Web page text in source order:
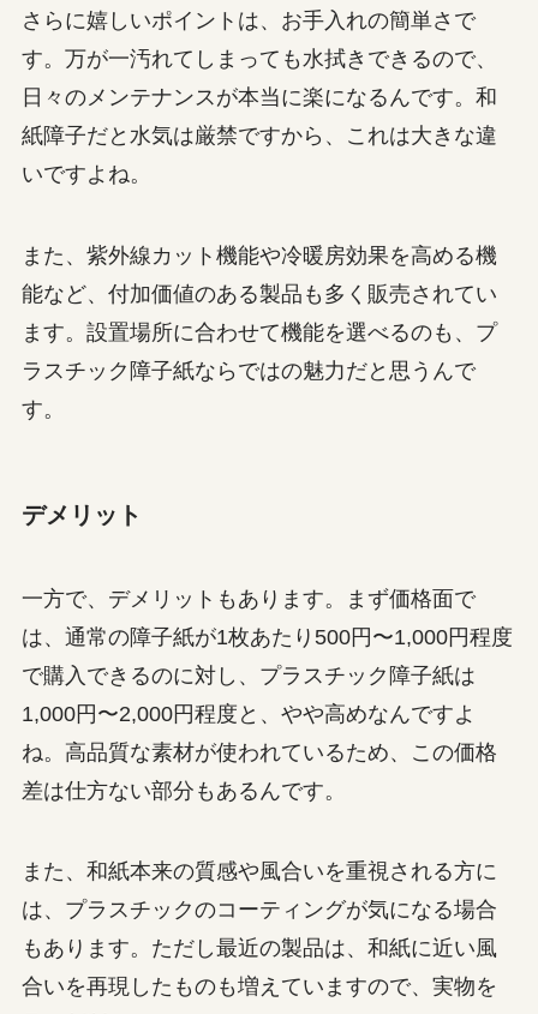
さらに嬉しいポイントは、お手入れの簡単さで
す。万が一汚れてしまっても水拭きできるので、
日々のメンテナンスが本当に楽になるんです。和
紙障子だと水気は厳禁ですから、これは大きな違
いですよね。
また、紫外線カット機能や冷暖房効果を高める機
能など、付加価値のある製品も多く販売されてい
ます。設置場所に合わせて機能を選べるのも、プ
ラスチック障子紙ならではの魅力だと思うんで
す。
デメリット
一方で、デメリットもあります。まず価格面で
は、通常の障子紙が1枚あたり500円〜1,000円程度
で購入できるのに対し、プラスチック障子紙は
1,000円〜2,000円程度と、やや高めなんですよ
ね。高品質な素材が使われているため、この価格
差は仕方ない部分もあるんです。
また、和紙本来の質感や風合いを重視される方に
は、プラスチックのコーティングが気になる場合
もあります。ただし最近の製品は、和紙に近い風
合いを再現したものも増えていますので、実物を